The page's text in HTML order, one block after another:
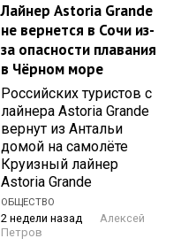
Лайнер Astoria Grande
не вернется в Сочи из-
за опасности плавания
в Чёрном море
Российских туристов с
лайнера Astoria Grande
вернут из Антальи
домой на самолёте
Круизный лайнер
Astoria Grande
ОБЩЕСТВО
2 недели назад
Алексей
Петров